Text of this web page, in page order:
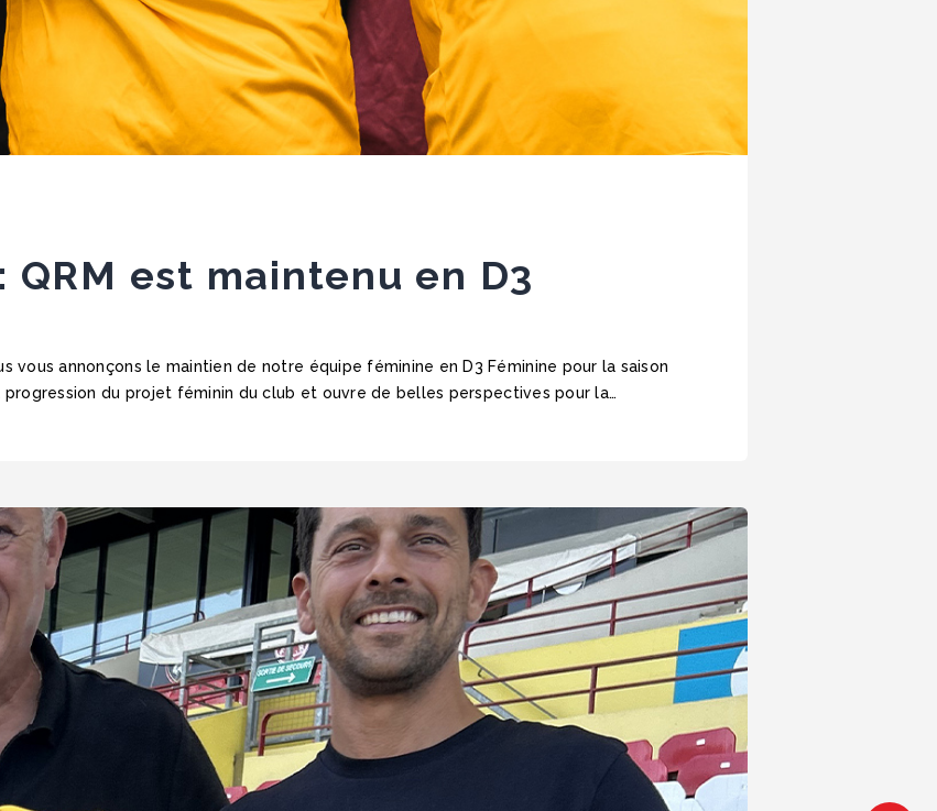
QRM est maintenu en D3
vous annonçons le maintien de notre équipe féminine en D3 Féminine pour la saison
du projet féminin du club et ouvre de belles perspectives pour la…